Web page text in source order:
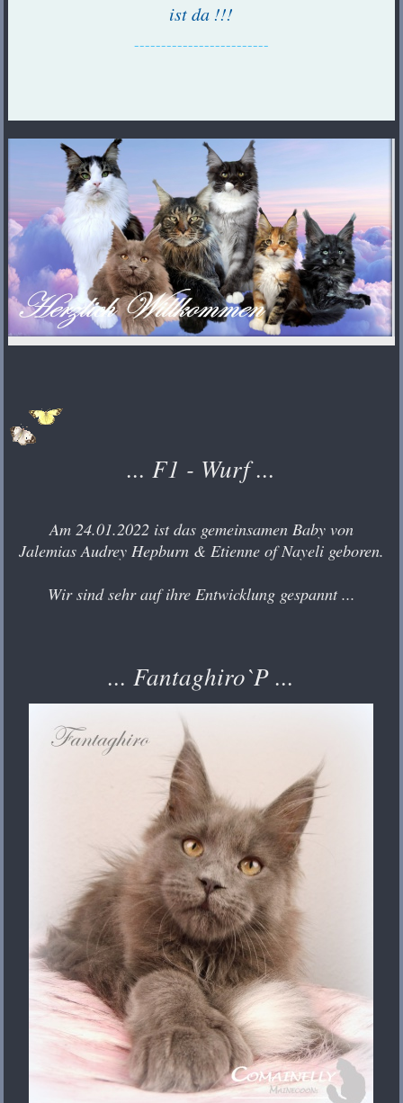
ist da !!!
-------------------------
... F1 - Wurf ...
Am 24.01.2022 ist das gemeinsamen Baby von
Jalemias Audrey Hepburn & Etienne of Nayeli geboren.
Wir sind sehr auf ihre Entwicklung gespannt ...
... Fantaghiro`P ...